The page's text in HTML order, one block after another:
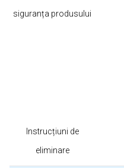
siguranța produsului
Instrucțiuni de
eliminare